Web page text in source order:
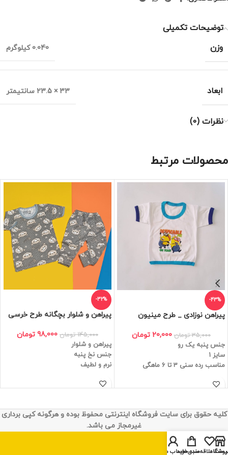
توضیحات تکمیلی
وزن
0.040 کیلوگرم
ابعاد 33 × 23.5 سانتیمتر
نظرات (0)
محصولات مرتبط
-43%
پیراهن نوزادی _ طرح مینیون
35,000 تومان 20,000 تومان
جنس پنبه یک رو
سایز 1
مناسب رده سنی 3 تا 6 ماهگی
-32%
پیراهن و شلوار بچگانه طرح خرسی
145,000 تومان 98,000 تومان
پیراهن و شلوار
جنس نخ پنبه
نرم و لطیف
کلیه حقوق برای سایت فروشگاه اینترنتی محفوظ بوده و هرگونه کپی برداری
غیرمجاز می باشد.
علاقه‌مندی‌ها
سبد خریدحساب من